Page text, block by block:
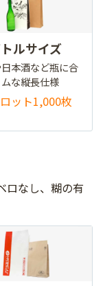
ルサイズ
本酒など瓶に合
な縦長仕様
ット1,000枚
ロなし、糊の有